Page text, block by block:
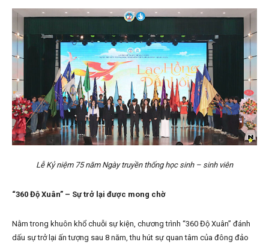
Lễ Kỷ niệm 75 năm Ngày truyền thống học sinh – sinh viên
“360 Độ Xuân” – Sự trở lại được mong chờ
Nằm trong khuôn khổ chuỗi sự kiện, chương trình “360 Độ Xuân” đánh
dấu sự trở lại ấn tượng sau 8 năm, thu hút sự quan tâm của đông đảo